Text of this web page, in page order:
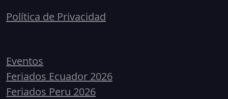
Política de Privacidad
Eventos
Feriados Ecuador 2026
Feriados Peru 2026